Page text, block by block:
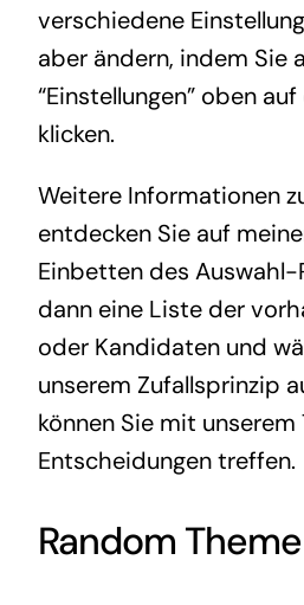
verschiedene
aber ändern, indem Sie
“Einstellungen” oben
klicken.
Weitere Informationen
entdecken Sie auf
Einbetten des Auswahl-
dann eine Liste der
oder Kandidaten und
unserem Zufallsprinzip
können Sie mit unserem
Entscheidungen treffen.
Random